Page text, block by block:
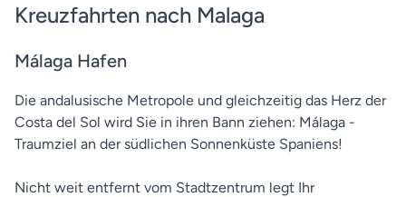
Kreuzfahrten nach Malaga
Málaga Hafen
Die andalusische Metropole und gleichzeitig das Herz der
Costa del Sol wird Sie in ihren Bann ziehen: Málaga -
Traumziel an der südlichen Sonnenküste Spaniens!
Nicht weit entfernt vom Stadtzentrum legt Ihr